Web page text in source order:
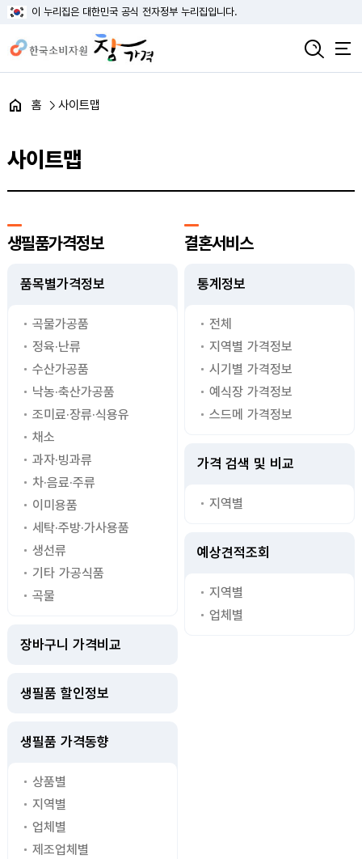
이 누리집은 대한민국 공식 전자정부 누리집입니다.
홈 사이트맵
사이트맵
생필품가격정보
품목별가격정보
곡물가공품
정육·난류
수산가공품
낙농·축산가공품
조미료·장류·식용유
채소
과자·빙과류
차·음료·주류
이미용품
세탁·주방·가사용품
생선류
기타 가공식품
곡물
장바구니 가격비교
생필품 할인정보
생필품 가격동향
상품별
지역별
업체별
제조업체별
결혼서비스
통계정보
전체
지역별 가격정보
시기별 가격정보
예식장 가격정보
스드메 가격정보
가격 검색 및 비교
지역별
예상견적조회
지역별
업체별